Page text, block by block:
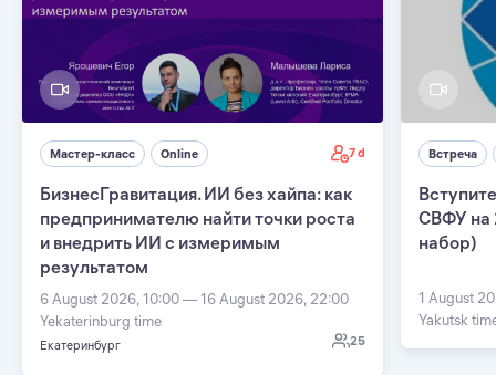
Мастер-класс Online 7 d
БизнесГравитация. ИИ без хайпа: как
предпринимателю найти точки роста
и внедрить ИИ с измеримым
результатом
6 August 2026, 10:00 — 16 August 2026, 22:00
Yekaterinburg time
Екатеринбург 25
Встреча
СВФУ на
набор)
1 August
Yakutsk